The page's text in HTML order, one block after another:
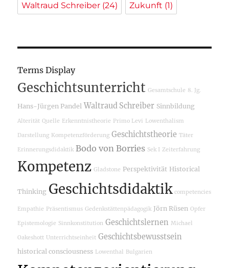
Waltraud Schreiber (24) Zukunft (1)
Terms Display
Geschichtsunterricht Gesamtschule 8. Jg.
Hans-Jürgen Pandel Waltraud Schreiber Sinnbildung
Alterität Quelle Erkenntnistheorie Primo Levi Lowenthalism
Darstellung Kompetenzförderung Geschichtstheorie Täter
Erinnerungsdidaktik Bodo von Borries Sek I Zeiterfahrung
Kompetenz Gladstone Perspektivität Historical
Thinking Geschichtsdidaktik competencies
Empathie Präsentismus Gedenkstättenpädagogik Jörn Rüsen Opfer
Epistemologie Sinnkonstitution Geschichtslernen Michael
Oakeshott Unterrichtseinheit Geschichtsbewusstsein
historical consciousness Lowenthal Bulgarien